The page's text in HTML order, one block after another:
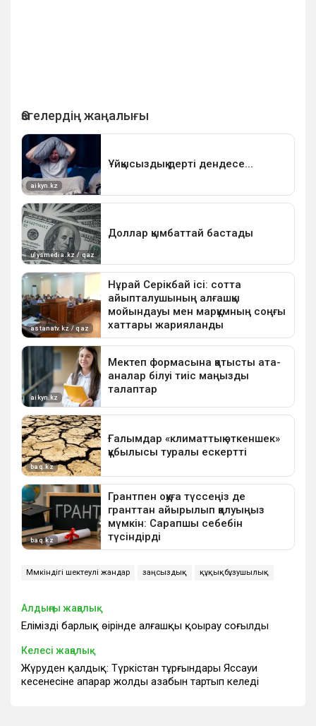
Мүмкіндігі шектеулі жандар заңсыздық құқықбұзушылық
Алдыңғы жаңалық
Еліміздің барлық өңірінде алғашқы қоңырау соғылды
Келесі жаңалық
Жүруден қалдық: Түркістан тұрғындары Яссауи
кесенесіне апарар жолдың азабын тартып келеді